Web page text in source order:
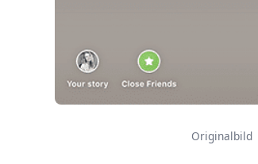
Originalbild